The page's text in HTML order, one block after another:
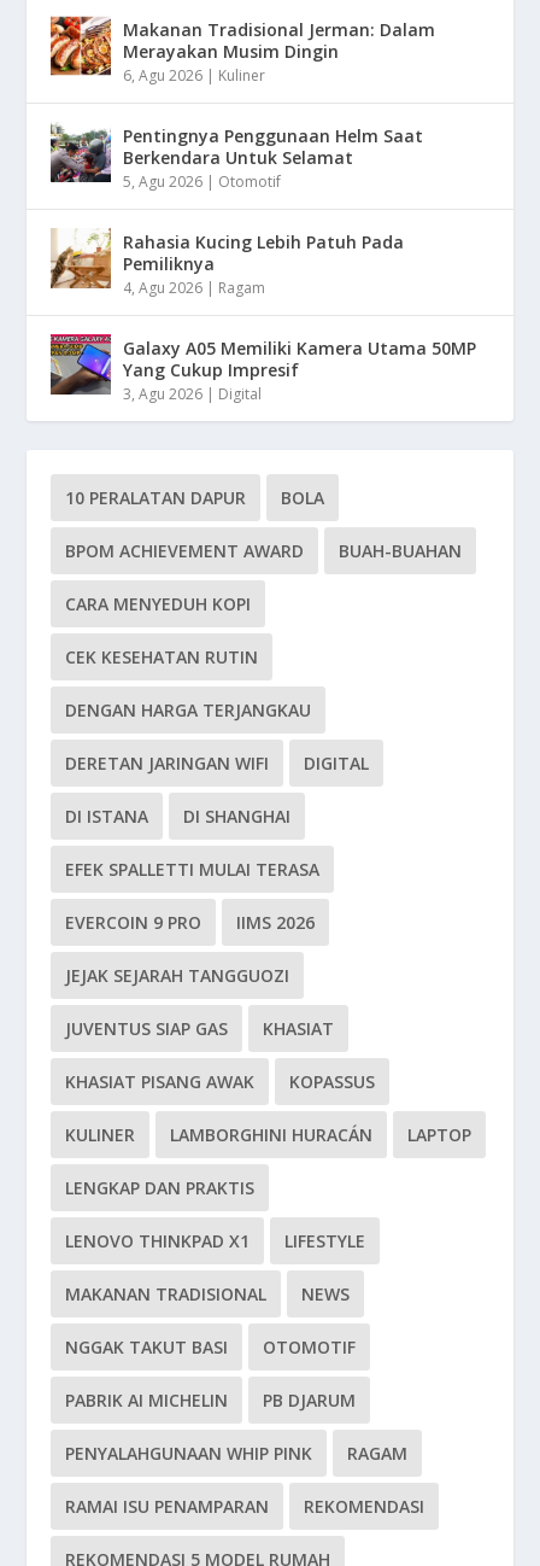
Makanan Tradisional Jerman: Dalam
Merayakan Musim Dingin
6, Agu 2026 | Kuliner
Pentingnya Penggunaan Helm Saat
Berkendara Untuk Selamat
5, Agu 2026 | Otomotif
Rahasia Kucing Lebih Patuh Pada
Pemiliknya
4, Agu 2026 | Ragam
Galaxy A05 Memiliki Kamera Utama 50MP
Yang Cukup Impresif
3, Agu 2026 | Digital
10 PERALATAN DAPUR BOLA
BPOM ACHIEVEMENT AWARD BUAH-BUAHAN
CARA MENYEDUH KOPI
CEK KESEHATAN RUTIN
DENGAN HARGA TERJANGKAU
DERETAN JARINGAN WIFI DIGITAL
DI ISTANA DI SHANGHAI
EFEK SPALLETTI MULAI TERASA
EVERCOIN 9 PRO IIMS 2026
JEJAK SEJARAH TANGGUOZI
JUVENTUS SIAP GAS KHASIAT
KHASIAT PISANG AWAK KOPASSUS
KULINER LAMBORGHINI HURACÁN LAPTOP
LENGKAP DAN PRAKTIS
LENOVO THINKPAD X1 LIFESTYLE
MAKANAN TRADISIONAL NEWS
NGGAK TAKUT BASI OTOMOTIF
PABRIK AI MICHELIN PB DJARUM
PENYALAHGUNAAN WHIP PINK RAGAM
RAMAI ISU PENAMPARAN REKOMENDASI
REKOMENDASI 5 MODEL RUMAH